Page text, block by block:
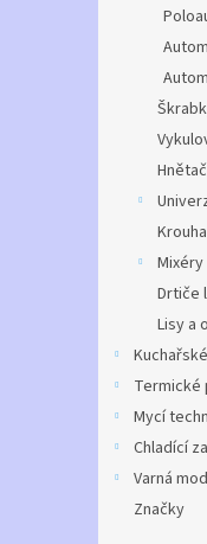
Mixéry
Drtiče
Lisy a
Mycí
Chladící
Varná
Značky